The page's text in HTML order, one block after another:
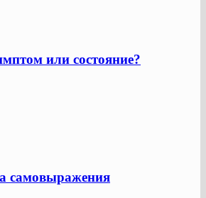
или состояние?
самовыражения